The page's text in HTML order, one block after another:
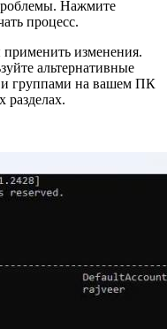
Нажмите
процесс.
применить изменения.
альтернативные
и группами на вашем ПК
разделах.